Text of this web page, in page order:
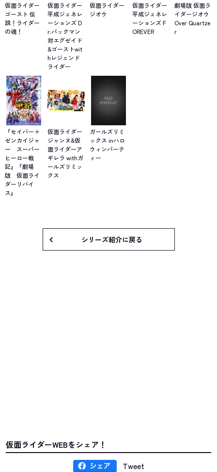
仮面ライダー
ゴースト 伝
説！ライダー
の魂！
仮面ライダー
平成ジェネレ
ーションズ D
r.パックマン
対エグゼイド
&ゴーストwit
hレジェンド
ライダー
仮面ライダー
ジオウ
仮面ライダー
平成ジェネレ
ーションズ F
OREVER
劇場版 仮面ラ
イダージオウ
Over Quartze
r
『セイバー＋
ゼンカイジャ
ー スーパー
ヒーロー戦
記』『劇場
版 仮面ライ
ダーリバイ
ス』
仮面ライダー
ジャンヌ&仮
面ライダーア
ギレラ withガ
ールズリミッ
クス
ガールズリミ
ックス inハロ
ウィンパーテ
ィー
シリーズ紹介に戻る
仮面ライダーWEBをシェア！
Tweet